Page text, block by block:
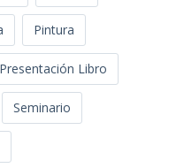
Pintura
Presentación Libro
Seminario